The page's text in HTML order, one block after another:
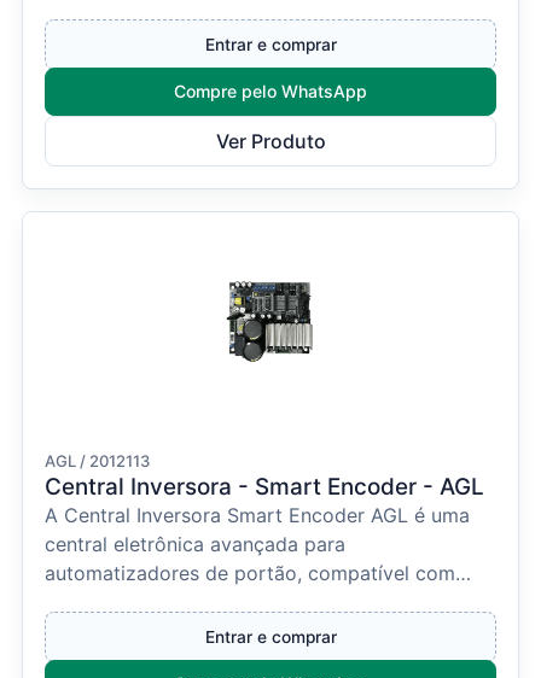
Entrar e comprar
Compre pelo WhatsApp
Ver Produto
AGL / 2012113
Central Inversora - Smart Encoder - AGL
A Central Inversora Smart Encoder AGL é uma
central eletrônica avançada para
automatizadores de portão, compatível com
Entrar e comprar